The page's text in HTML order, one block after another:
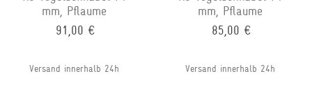
mm, Pflaume
91,00 €
Versand innerhalb 24h
mm, Pflaume
85,00 €
Versand innerhalb 24h